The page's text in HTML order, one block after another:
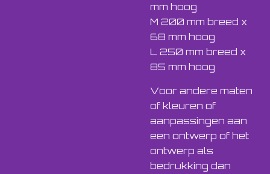
mm hoog
M 200 mm breed x
68 mm hoog
L 250 mm breed x
85 mm hoog
Voor andere maten
of kleuren of
aanpassingen aan
een ontwerp of het
ontwerp als
bedrukking dan